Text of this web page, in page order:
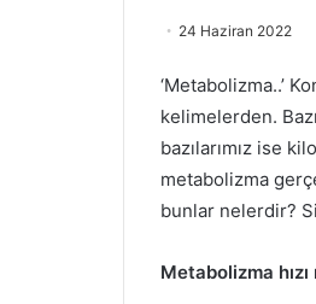
24 Haziran 2022
‘Metabolizma..’
kelimelerden.
bazılarımız ise
metabolizma
bunlar nelerdir?
Metabolizma